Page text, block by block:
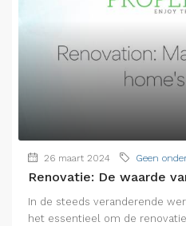
26 maart 2024 Geen
Renovatie: De waarde
In de steeds veranderende
het essentieel om de